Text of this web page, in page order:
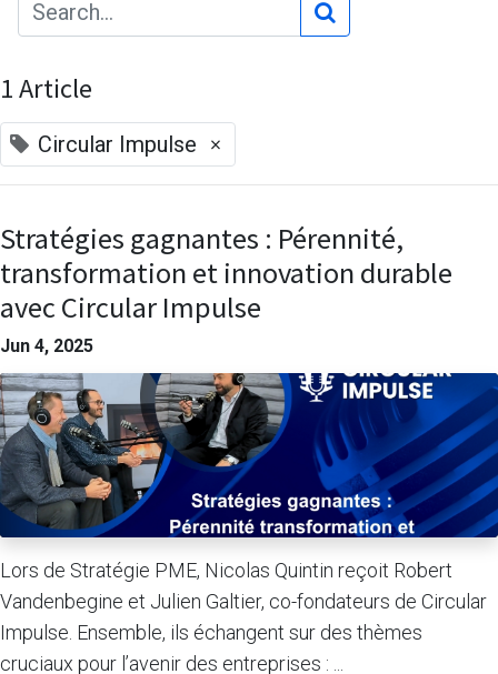
1 Article
Circular Impulse ×
Stratégies gagnantes : Pérennité,
transformation et innovation durable
avec Circular Impulse
Jun 4, 2025
Lors de Stratégie PME, Nicolas Quintin reçoit Robert
Vandenbegine et Julien Galtier, co-fondateurs de Circular
Impulse. Ensemble, ils échangent sur des thèmes
cruciaux pour l’avenir des entreprises : ...